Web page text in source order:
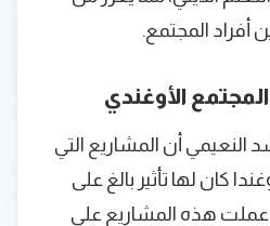
أفراد المجتمع.
الأوغندي
النعيمي أن المشاريع التي
كان لها تأثير بالغ على
عملت هذه المشاريع على